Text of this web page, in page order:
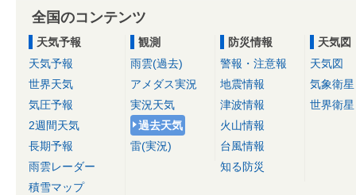
全国のコンテンツ
天気予報
天気予報
世界天気
気圧予報
2週間天気
長期予報
雨雲レーダー
積雪マップ
観測
雨雲(過去)
アメダス実況
実況天気
過去天気
雷(実況)
防災情報
警報・注意報
地震情報
津波情報
火山情報
台風情報
知る防災
天気図
天気図
気象衛星
世界衛星